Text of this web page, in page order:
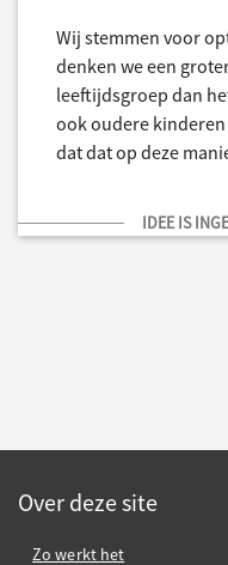
Wij stemmen voor
denken we een
leeftijdsgroep dan
ook oudere
dat dat op deze
IDEE IS
Over deze site
Zo werkt het